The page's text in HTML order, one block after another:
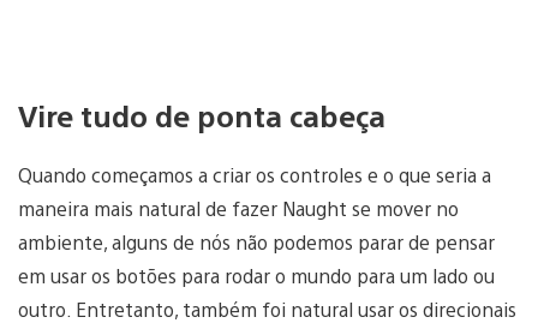
Vire tudo de ponta cabeça
Quando começamos a criar os controles e o que seria a
maneira mais natural de fazer Naught se mover no
ambiente, alguns de nós não podemos parar de pensar
em usar os botões para rodar o mundo para um lado ou
outro. Entretanto, também foi natural usar os direcionais